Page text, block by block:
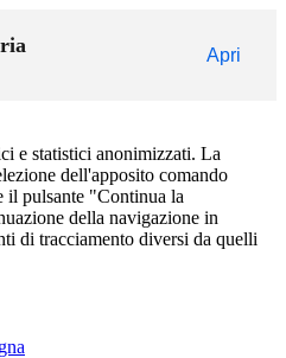
Apri
e statistici anonimizzati. La
dell'apposito comando
il pulsante "Continua la
della navigazione in
di tracciamento diversi da quelli